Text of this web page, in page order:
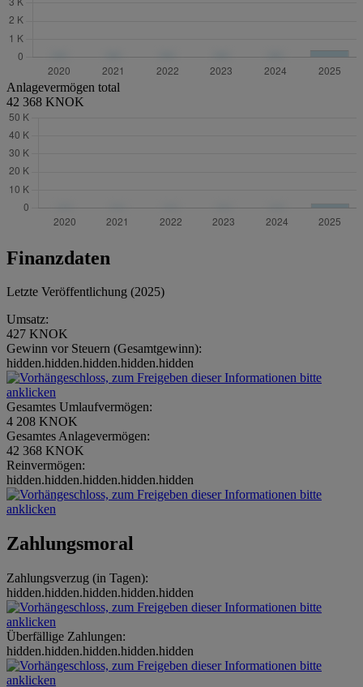
Anlagevermögen total
42 368 KNOK
Finanzdaten
Letzte Veröffentlichung (2025)
Umsatz:
427 KNOK
Gewinn vor Steuern (Gesamtgewinn):
hidden.hidden.hidden.hidden.hidden
Gesamtes Umlaufvermögen:
4 208 KNOK
Gesamtes Anlagevermögen:
42 368 KNOK
Reinvermögen:
hidden.hidden.hidden.hidden.hidden
Zahlungsmoral
Zahlungsverzug (in Tagen):
hidden.hidden.hidden.hidden.hidden
Überfällige Zahlungen:
hidden.hidden.hidden.hidden.hidden